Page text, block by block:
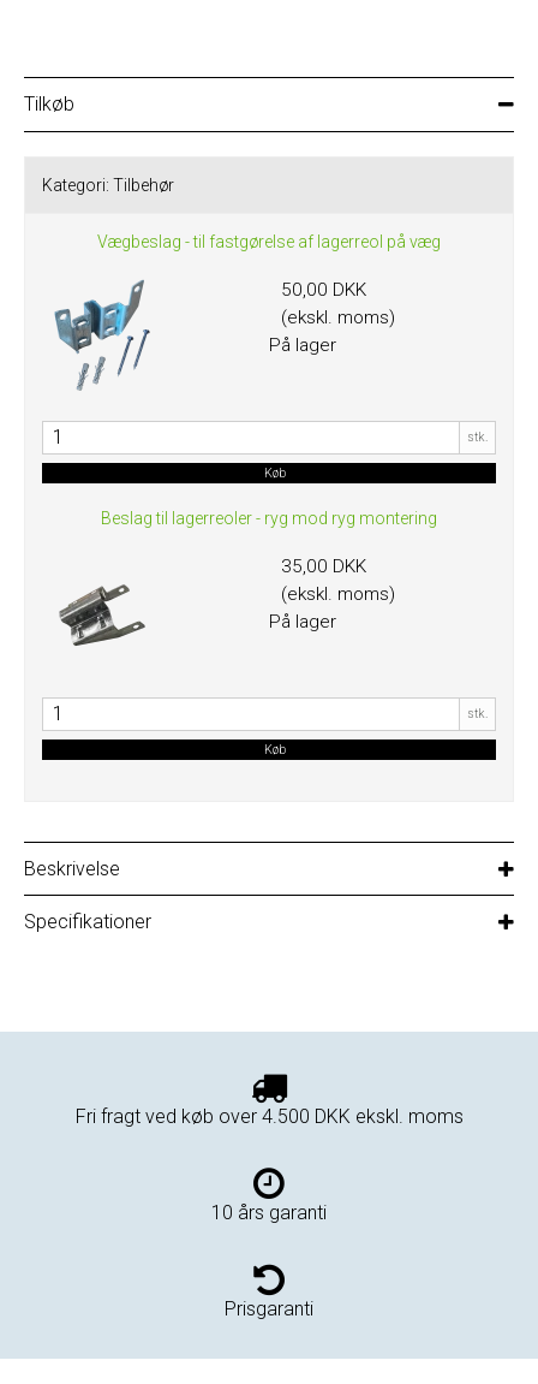
Tilkøb
Kategori: Tilbehør
Vægbeslag - til fastgørelse af lagerreol på væg
50,00 DKK
(ekskl. moms)
På lager
stk.
Køb
Beslag til lagerreoler - ryg mod ryg montering
35,00 DKK
(ekskl. moms)
På lager
stk.
Køb
Beskrivelse
Specifikationer
Fri fragt ved køb over 4.500 DKK ekskl. moms
10 års garanti
Prisgaranti